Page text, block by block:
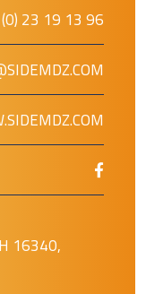
23 19 13 96
16340,